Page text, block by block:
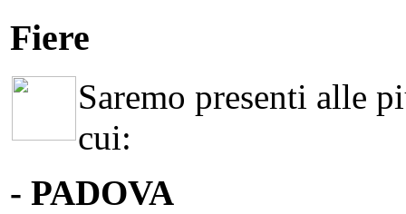
Fiere
Saremo presenti alle
cui:
- PADOVA